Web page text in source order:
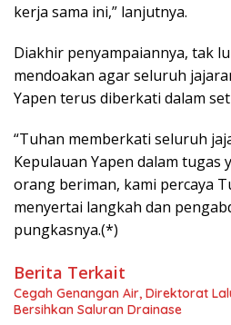
kerja sama ini,” lanjutnya.
Diakhir penyampaiannya, tak
mendoakan agar seluruh
Yapen terus diberkati dalam
“Tuhan memberkati seluruh
Kepulauan Yapen dalam tugas
orang beriman, kami percaya
menyertai langkah dan
pungkasnya.(*)
Berita Terkait
Cegah Genangan Air, Direktorat
Bersihkan Saluran Drainase